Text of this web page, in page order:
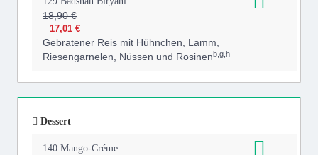
18,90 €
17,01 €
Gebratener Reis mit Hühnchen, Lamm,
Riesengarnelen, Nüssen und Rosinenb,g,h
Dessert
140 Mango-Créme